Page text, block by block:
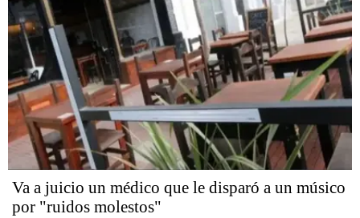
Va a juicio un médico que le disparó a un músico
por "ruidos molestos"